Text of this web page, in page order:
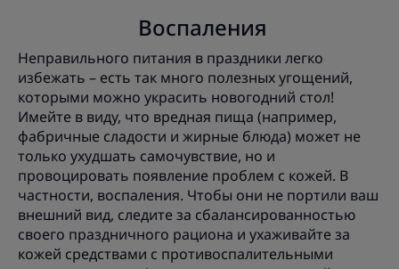
Воспаления
Неправильного питания в праздники легко
избежать – есть так много полезных угощений,
которыми можно украсить новогодний стол!
Имейте в виду, что вредная пища (например,
фабричные сладости и жирные блюда) может не
только ухудшать самочувствие, но и
провоцировать появление проблем с кожей. В
частности, воспаления. Чтобы они не портили ваш
внешний вид, следите за сбалансированностью
своего праздничного рациона и ухаживайте за
кожей средствами с противоспалительными